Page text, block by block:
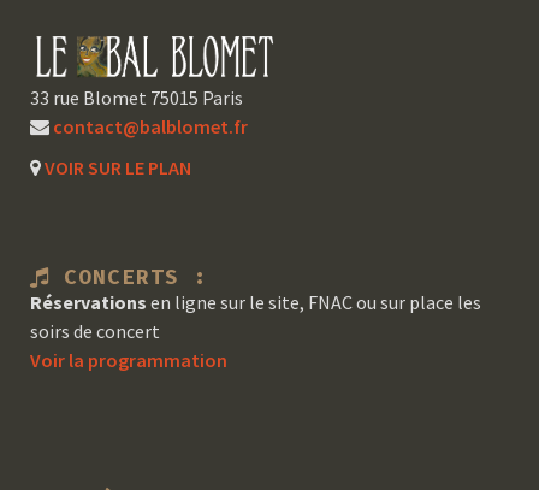
33 rue Blomet 75015 Paris
contact@balblomet.fr
VOIR SUR LE PLAN
CONCERTS :
Réservations en ligne sur le site, FNAC ou sur place les
soirs de concert
Voir la programmation